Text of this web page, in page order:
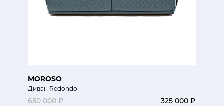
MOROSO
Диван Redondo
650 000 ₽ 325 000 ₽